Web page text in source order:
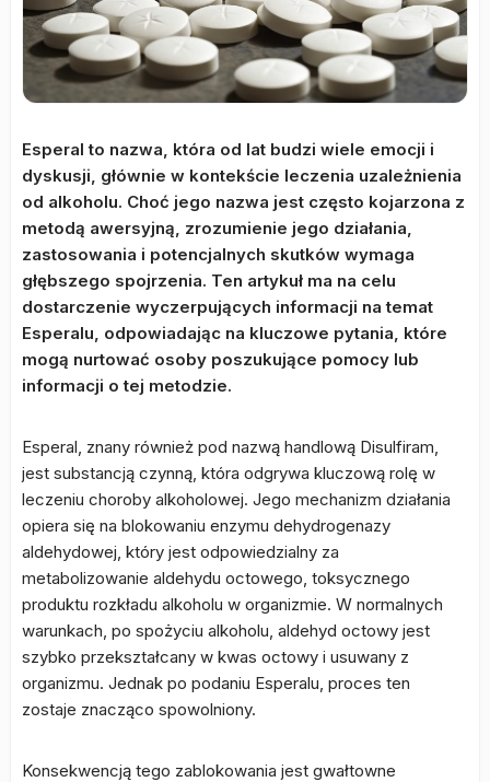
Esperal to nazwa, która od lat budzi wiele emocji i
dyskusji, głównie w kontekście leczenia uzależnienia
od alkoholu. Choć jego nazwa jest często kojarzona z
metodą awersyjną, zrozumienie jego działania,
zastosowania i potencjalnych skutków wymaga
głębszego spojrzenia. Ten artykuł ma na celu
dostarczenie wyczerpujących informacji na temat
Esperalu, odpowiadając na kluczowe pytania, które
mogą nurtować osoby poszukujące pomocy lub
informacji o tej metodzie.
Esperal, znany również pod nazwą handlową Disulfiram,
jest substancją czynną, która odgrywa kluczową rolę w
leczeniu choroby alkoholowej. Jego mechanizm działania
opiera się na blokowaniu enzymu dehydrogenazy
aldehydowej, który jest odpowiedzialny za
metabolizowanie aldehydu octowego, toksycznego
produktu rozkładu alkoholu w organizmie. W normalnych
warunkach, po spożyciu alkoholu, aldehyd octowy jest
szybko przekształcany w kwas octowy i usuwany z
organizmu. Jednak po podaniu Esperalu, proces ten
zostaje znacząco spowolniony.
Konsekwencją tego zablokowania jest gwałtowne